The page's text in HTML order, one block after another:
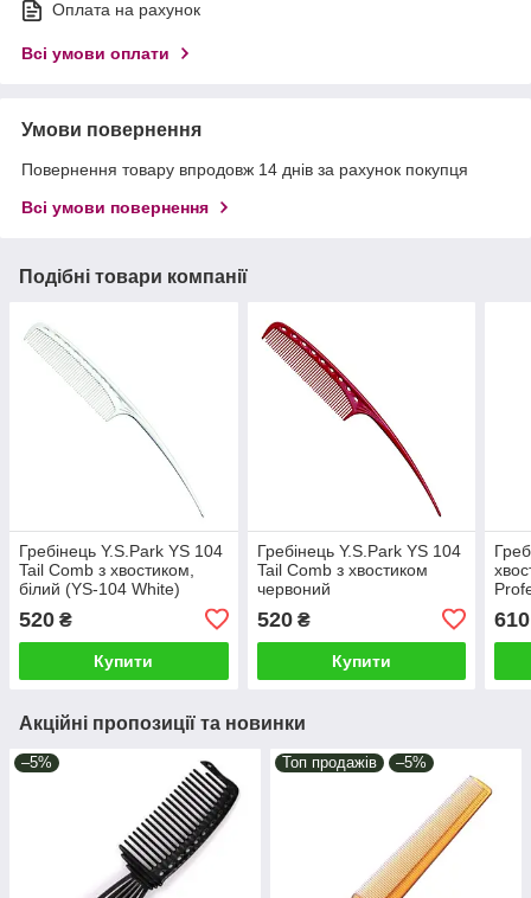
Оплата на рахунок
Всі умови оплати
Умови повернення
Повернення товару впродовж 14 днів за рахунок покупця
Всі умови повернення
Подібні товари компанії
Гребінець Y.S.Park YS 104
Tail Comb з хвостиком,
білий (YS-104 White)
520 ₴
Купити
Гребінець Y.S.Park YS 104
Tail Comb з хвостиком
червоний
520₴
Купити
610
Акційні пропозиції та новинки
–5% Топ продажів –5%